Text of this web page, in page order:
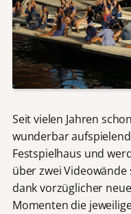
Seit vielen Jahren
wunderbar
Festspielhaus und
über zwei
dank vorzüglicher
Momenten die